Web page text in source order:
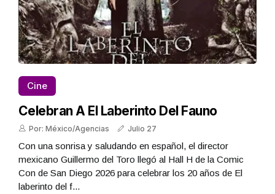
Cine
Celebran A El Laberinto Del Fauno
Por: México/Agencias Julio 27
Con una sonrisa y saludando en español, el director
mexicano Guillermo del Toro llegó al Hall H de la Comic
Con de San Diego 2026 para celebrar los 20 años de El
laberinto del f...